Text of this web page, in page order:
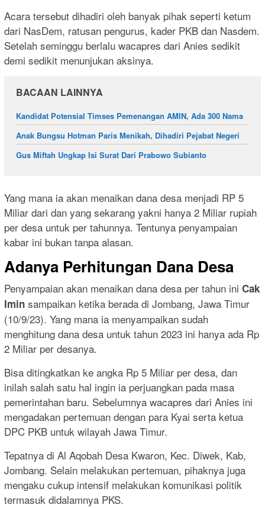
Acara tersebut dihadiri oleh banyak pihak seperti ketum
dari NasDem, ratusan pengurus, kader PKB dan Nasdem.
Setelah seminggu berlalu wacapres dari Anies sedikit
demi sedikit menunjukan aksinya.
BACAAN LAINNYA
Kandidat Potensial Timses Pemenangan AMIN, Ada 300 Nama
Anak Bungsu Hotman Paris Menikah, Dihadiri Pejabat Negeri
Gus Miftah Ungkap Isi Surat Dari Prabowo Subianto
Yang mana ia akan menaikan dana desa menjadi RP 5
Miliar dari dan yang sekarang yakni hanya 2 Miliar rupiah
per desa untuk per tahunnya. Tentunya penyampaian
kabar ini bukan tanpa alasan.
Adanya Perhitungan Dana Desa
Penyampaian akan menaikan dana desa per tahun ini Cak
Imin sampaikan ketika berada di Jombang, Jawa Timur
(10/9/23). Yang mana ia menyampaikan sudah
menghitung dana desa untuk tahun 2023 ini hanya ada Rp
2 Miliar per desanya.
Bisa ditingkatkan ke angka Rp 5 Miliar per desa, dan
inilah salah satu hal ingin ia perjuangkan pada masa
pemerintahan baru. Sebelumnya wacapres dari Anies ini
mengadakan pertemuan dengan para Kyai serta ketua
DPC PKB untuk wilayah Jawa Timur.
Tepatnya di Al Aqobah Desa Kwaron, Kec. Diwek, Kab,
Jombang. Selain melakukan pertemuan, pihaknya juga
mengaku cukup intensif melakukan komunikasi politik
termasuk didalamnya PKS.